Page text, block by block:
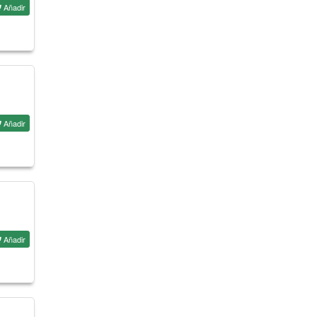
Añadir
Añadir
Añadir